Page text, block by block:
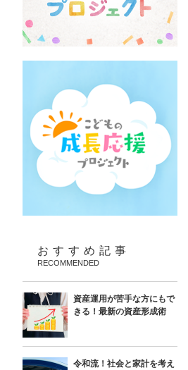
おすすめ記事
RECOMMENDED
資産運用が苦手な方にもで
きる！最新の資産形成術
令和流！社会と家計を考え